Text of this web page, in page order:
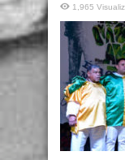
1,965